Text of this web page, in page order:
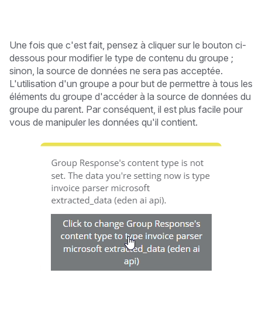
Une fois que c'est fait, pensez à cliquer sur le bouton ci-
dessous pour modifier le type de contenu du groupe ;
sinon, la source de données ne sera pas acceptée.
L'utilisation d'un groupe a pour but de permettre à tous les
éléments du groupe d'accéder à la source de données du
groupe du parent. Par conséquent, il est plus facile pour
vous de manipuler les données qu'il contient.